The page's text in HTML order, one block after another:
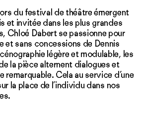
du festival de théâtre émergent
et invitée dans les plus grandes
Chloé Dabert se passionne pour
et sans concessions de Dennis
légère et modulable, les
la pièce alternent dialogues et
remarquable. Cela au service d’une
la place de l’individu dans nos